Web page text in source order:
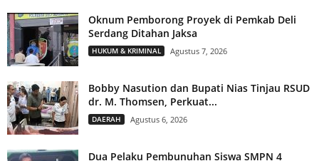
Oknum Pemborong Proyek di Pemkab Deli
Serdang Ditahan Jaksa
HUKUM & KRIMINAL Agustus 7, 2026
Bobby Nasution dan Bupati Nias Tinjau RSUD
dr. M. Thomsen, Perkuat...
DAERAH Agustus 6, 2026
Dua Pelaku Pembunuhan Siswa SMPN 4